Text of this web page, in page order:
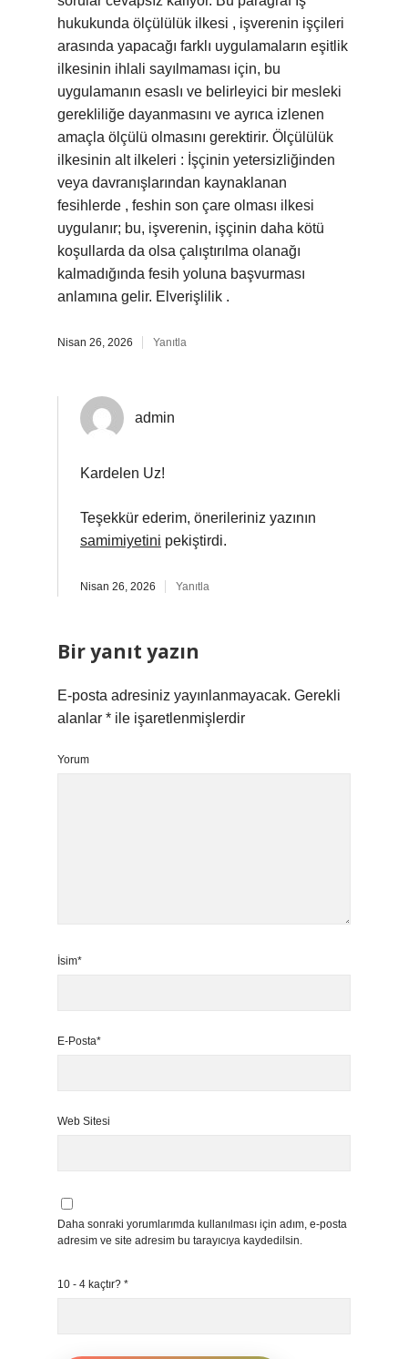
hukukunda ölçülülük ilkesi , işverenin işçileri
arasında yapacağı farklı uygulamaların eşitlik
ilkesinin ihlali sayılmaması için, bu
uygulamanın esaslı ve belirleyici bir mesleki
gerekliliğe dayanmasını ve ayrıca izlenen
amaçla ölçülü olmasını gerektirir. Ölçülülük
ilkesinin alt ilkeleri : İşçinin yetersizliğinden
veya davranışlarından kaynaklanan
fesihlerde , feshin son çare olması ilkesi
uygulanır; bu, işverenin, işçinin daha kötü
koşullarda da olsa çalıştırılma olanağı
kalmadığında fesih yoluna başvurması
anlamına gelir. Elverişlilik .
Nisan 26, 2026 Yanıtla
admin
Kardelen Uz!
Teşekkür ederim, önerileriniz yazının
samimiyetini pekiştirdi.
Nisan 26, 2026 Yanıtla
Bir yanıt yazın
E-posta adresiniz yayınlanmayacak. Gerekli
alanlar * ile işaretlenmişlerdir
Yorum
İsim*
E-Posta*
Web Sitesi
Daha sonraki yorumlarımda kullanılması için adım, e-posta
adresim ve site adresim bu tarayıcıya kaydedilsin.
10 - 4 kaçtır? *